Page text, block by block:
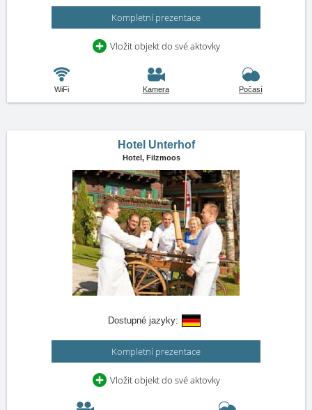
Kompletní prezentace
Vložit objekt do své aktovky
WiFi Kamera Počasí
Hotel Unterhof
Hotel, Filzmoos
Dostupné jazyky:
Kompletní prezentace
Vložit objekt do své aktovky